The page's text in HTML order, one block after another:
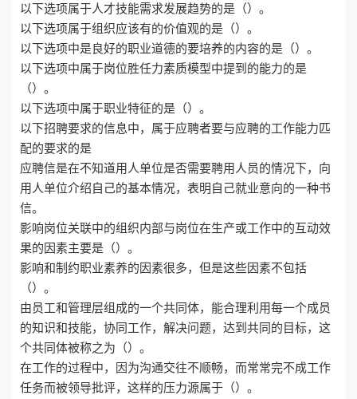
以下选项属于人才技能需求发展趋势的是（）。
以下选项属于组织应该有的价值观的是（）。
以下选项中是良好的职业道德的要培养的内容的是（）。
以下选项中属于岗位胜任力素质模型中提到的能力的是
（）。
以下选项中属于职业特征的是（）。
以下招聘要求的信息中，属于应聘者要与应聘的工作能力匹
配的要求的是
应聘信是在不知道用人单位是否需要聘用人员的情况下，向
用人单位介绍自己的基本情况，表明自己就业意向的一种书
信。
影响岗位关联中的组织内部与岗位在生产或工作中的互动效
果的因素主要是（）。
影响和制约职业素养的因素很多，但是这些因素不包括
（）。
由员工和管理层组成的一个共同体，能合理利用每一个成员
的知识和技能，协同工作，解决问题，达到共同的目标，这
个共同体被称之为（）。
在工作的过程中，因为沟通交往不顺畅，而常常完不成工作
任务而被领导批评，这样的压力源属于（）。